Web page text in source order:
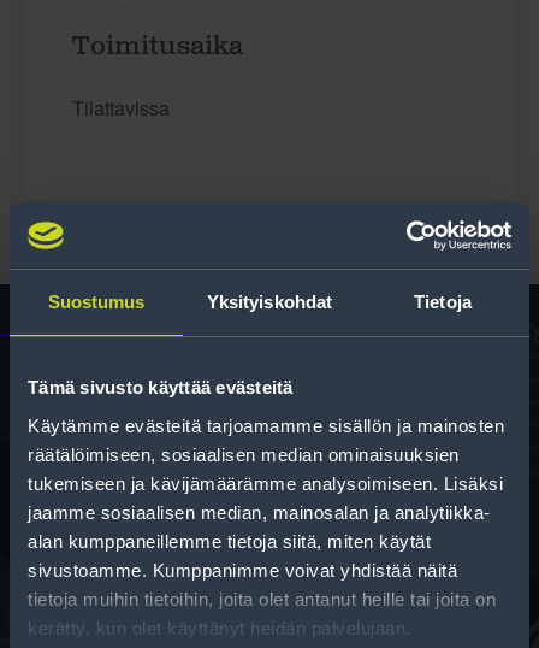
Suostumus Yksityiskohdat Tietoja
Tämä sivusto käyttää evästeitä
Käytämme evästeitä tarjoamamme sisällön ja mainosten
räätälöimiseen, sosiaalisen median ominaisuuksien
tukemiseen ja kävijämäärämme analysoimiseen. Lisäksi
jaamme sosiaalisen median, mainosalan ja analytiikka-
alan kumppaneillemme tietoja siitä, miten käytät
sivustoamme. Kumppanimme voivat yhdistää näitä
tietoja muihin tietoihin, joita olet antanut heille tai joita on
kerätty, kun olet käyttänyt heidän palvelujaan.
Toimitusaika
Tilattavissa
Rengas­laskuri
Auttaa sinua valitsemaan oikean kokoisen renkaan,
kun vaihdat rengaskokoa.